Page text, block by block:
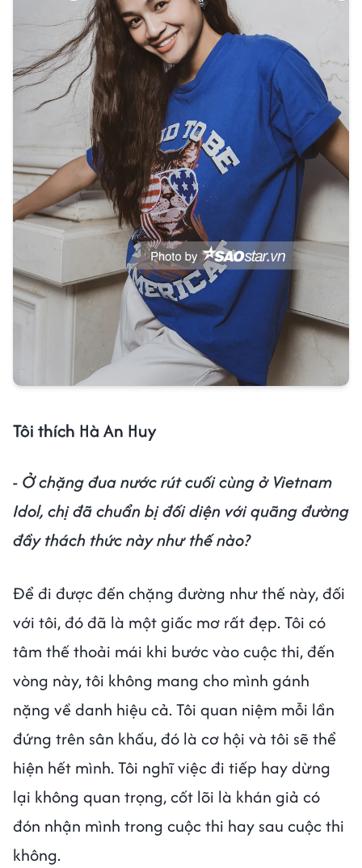
Tôi thích Hà An Huy
- Ở chặng đua nước rút cuối cùng ở Vietnam
Idol, chị đã chuẩn bị đối diện với quãng đường
đầy thách thức này như thế nào?
Để đi được đến chặng đường như thế này, đối
với tôi, đó đã là một giấc mơ rất đẹp. Tôi có
tâm thế thoải mái khi bước vào cuộc thi, đến
vòng này, tôi không mang cho mình gánh
nặng về danh hiệu cả. Tôi quan niệm mỗi lần
đứng trên sân khấu, đó là cơ hội và tôi sẽ thể
hiện hết mình. Tôi nghĩ việc đi tiếp hay dừng
lại không quan trọng, cốt lõi là khán giả có
đón nhận mình trong cuộc thi hay sau cuộc thi
không.